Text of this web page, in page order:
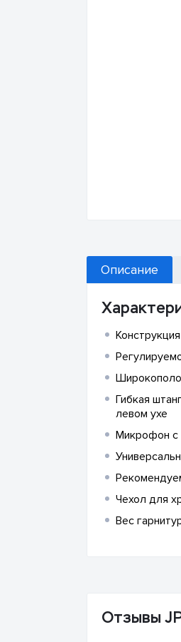
Описание
Гибкая
левом ухе
Микрофон с
Чехол для
Вес
Отзывы